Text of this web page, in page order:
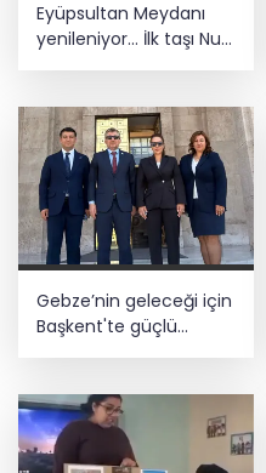
Eyüpsultan Meydanı
yenileniyor... İlk taşı Nuri
Aslan koydu
Gebze’nin geleceği için
Başkent'te güçlü